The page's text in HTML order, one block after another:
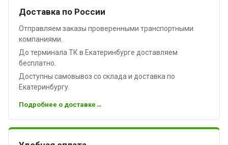
Доставка по России
Отправляем заказы проверенными транспортными
компаниями.
До терминала ТК в Екатеринбурге доставляем
бесплатно.
Доступны самовывоз со склада и доставка по
Екатеринбургу.
Подробнее о доставке